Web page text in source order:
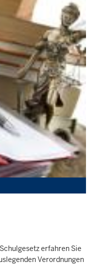
erfahren Sie
Verordnungen